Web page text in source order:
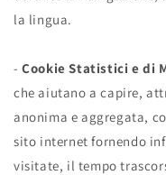
la lingua.
-Cookie Statistici e di
che aiutano a capire,
anonima e aggregata,
sito internet fornendo
visitate, il tempo